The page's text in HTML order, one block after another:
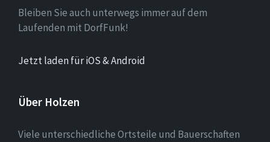
Bleiben Sie auch unterwegs immer auf dem
Laufenden mit DorfFunk!
Jetzt laden für iOS & Android
Über Holzen
Viele unterschiedliche Ortsteile und Bauerschaften